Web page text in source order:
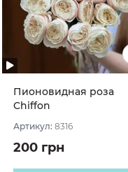
Пионовидная роза
Chiffon
Артикул: 8316
200 грн